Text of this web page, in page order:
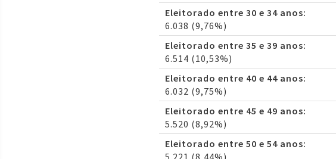
Eleitorado entre 30 e 34 anos:
6.038 (9,76%)
Eleitorado entre 35 e 39 anos:
6.514 (10,53%)
Eleitorado entre 40 e 44 anos:
6.032 (9,75%)
Eleitorado entre 45 e 49 anos:
5.520 (8,92%)
Eleitorado entre 50 e 54 anos: